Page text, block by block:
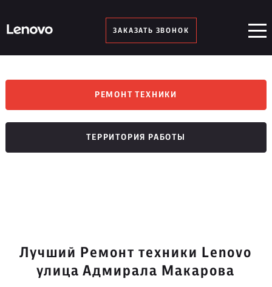
ЗАКАЗАТЬ ЗВОНОК
РЕМОНТ ТЕХНИКИ
ТЕРРИТОРИЯ РАБОТЫ
Лучший Ремонт техники Lenovo
улица Адмирала Макарова